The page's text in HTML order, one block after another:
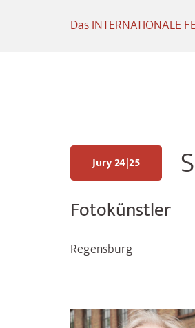
Das INTERNATIONALE
Jury 24|25
Fotokünstler
Regensburg